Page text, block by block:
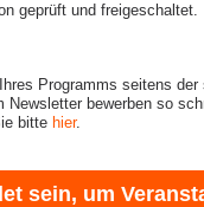
geprüft und freigeschaltet.
Programms seitens
bewerben so
bitte hier.
sein, um